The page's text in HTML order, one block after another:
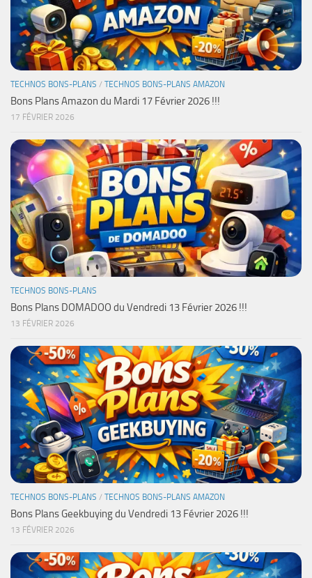
TECHNOS BONS-PLANS / TECHNOS BONS-PLANS AMAZON
Bons Plans Amazon du Mardi 17 Février 2026 !!!
17 FÉVRIER 2026
TECHNOS BONS-PLANS
Bons Plans DOMADOO du Vendredi 13 Février 2026 !!!
13 FÉVRIER 2026
TECHNOS BONS-PLANS / TECHNOS BONS-PLANS AMAZON
Bons Plans Geekbuying du Vendredi 13 Février 2026 !!!
13 FÉVRIER 2026